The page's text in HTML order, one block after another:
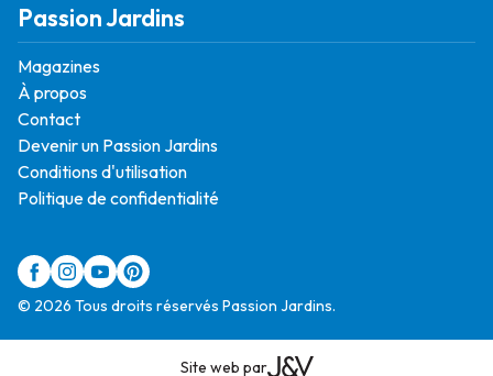
Passion Jardins
Magazines
À propos
Contact
Devenir un Passion Jardins
Conditions d'utilisation
Politique de confidentialité
© 2026 Tous droits réservés Passion Jardins.
Site web par